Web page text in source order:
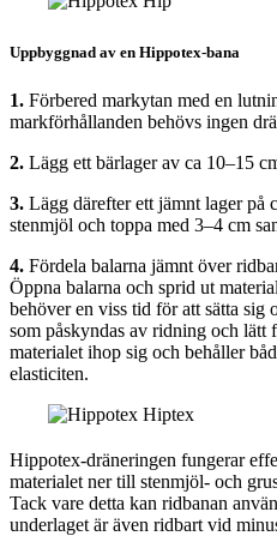
Uppbyggnad av en Hippotex-bana
1. Förbered markytan med en
markförhållanden behövs ingen
2. Lägg ett bärlager av ca 10–15
3. Lägg därefter ett jämnt lager på
stenmjöl och toppa med 3–4 cm
4. Fördela balarna jämnt över
Öppna balarna och sprid ut
behöver en viss tid för att sätta sig
som påskyndas av ridning och
materialet ihop sig och behåller
elasticiten.
Hippotex-dräneringen fungerar
materialet ner till stenmjöl- och
Tack vare detta kan ridbanan
underlaget är även ridbart vid